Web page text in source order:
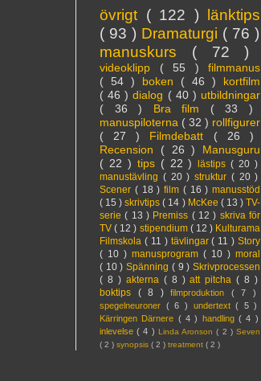
övrigt ( 122 ) länktips
( 93 ) Dramaturgi ( 76 )
manuskurs ( 72 )
videoklipp ( 55 ) filmmanus
( 54 ) boken ( 46 ) kortfilm
( 46 )dialog ( 40 ) utbildningar
( 36 ) Bra film ( 33 )
manuspiloterna ( 32 ) rollfigurer
( 27 ) Filmdebatt ( 26 )
Recension ( 26 ) Manusguru
( 22 ) tips ( 22 )lästips( 20 )
manustävling ( 20 ) struktur ( 20 )
Scener ( 18 ) film ( 16 ) manusstöd
( 15 )skrivtips( 14 ) McKee ( 13 )TV-
serie( 13 ) Premiss ( 12 ) skriva för
TV( 12 ) stipendium ( 12 ) Kulturama
Filmskola ( 11 ) tävlingar( 11 ) Story
( 10 ) manusprogram ( 10 ) moral
( 10 )Spänning ( 9 )Skrivprocessen
( 8 ) akterna ( 8 )att pitcha( 8 )
boktips ( 8 ) filmproduktion ( 7 )
spegelneuroner ( 6 ) undertext( 5 )
Kärringen Därnere ( 4 ) handling( 4 )
inlevelse( 4 ) Linda Aronson( 2 )Seven
( 2 ) synopsis ( 2 ) treatment ( 2 )